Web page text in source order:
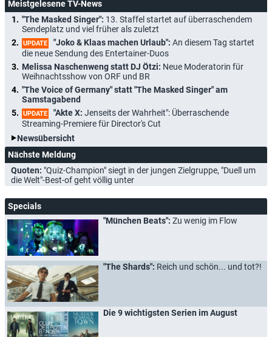
Meistgelesene TV-News
"The Masked Singer": 13. Staffel startet auf überraschendem
Sendeplatz und viel früher als zuletzt
UPDATE "Joko & Klaas machen Urlaub": An diesem Tag startet
die neue Sendung des Entertainer-Duos
Melissa Naschenweng statt DJ Ötzi: Neue Moderatorin für
Weihnachtsshow von ORF und BR
"The Voice of Germany" statt "The Masked Singer" am
Samstagabend
UPDATE "Akte X: Jenseits der Wahrheit": Überraschende
Streaming-Premiere für Director's Cut
Newsübersicht
Nächste Meldung
Quoten: "Quiz-Champion" siegt in der jungen Zielgruppe, "Duell um
die Welt"-Best-of geht völlig unter
Specials
"München Beats": Zu wenig im Flow
"The Shards": Reich und schön... und tot?!
Die 9 wichtigsten Serien im August